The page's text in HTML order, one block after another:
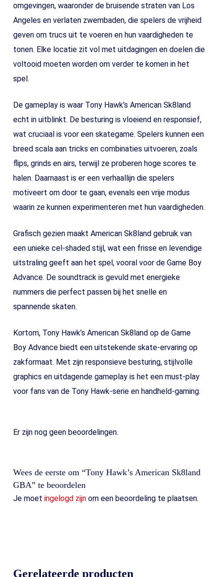
omgevingen, waaronder de bruisende straten van Los
Angeles en verlaten zwembaden, die spelers de vrijheid
geven om trucs uit te voeren en hun vaardigheden te
tonen. Elke locatie zit vol met uitdagingen en doelen die
voltooid moeten worden om verder te komen in het
spel.
De gameplay is waar Tony Hawk’s American Sk8land
echt in uitblinkt. De besturing is vloeiend en responsief,
wat cruciaal is voor een skategame. Spelers kunnen een
breed scala aan tricks en combinaties uitvoeren, zoals
flips, grinds en airs, terwijl ze proberen hoge scores te
halen. Daarnaast is er een verhaallijn die spelers
motiveert om door te gaan, evenals een vrije modus
waarin ze kunnen experimenteren met hun vaardigheden.
Grafisch gezien maakt American Sk8land gebruik van
een unieke cel-shaded stijl, wat een frisse en levendige
uitstraling geeft aan het spel, vooral voor de Game Boy
Advance. De soundtrack is gevuld met energieke
nummers die perfect passen bij het snelle en
spannende skaten.
Kortom, Tony Hawk’s American Sk8land op de Game
Boy Advance biedt een uitstekende skate-ervaring op
zakformaat. Met zijn responsieve besturing, stijlvolle
graphics en uitdagende gameplay is het een must-play
voor fans van de Tony Hawk-serie en handheld-gaming.
Er zijn nog geen beoordelingen.
Wees de eerste om “Tony Hawk’s American Sk8land
GBA” te beoordelen
Je moet ingelogd zijnom een beoordeling te plaatsen.
Gerelateerde producten